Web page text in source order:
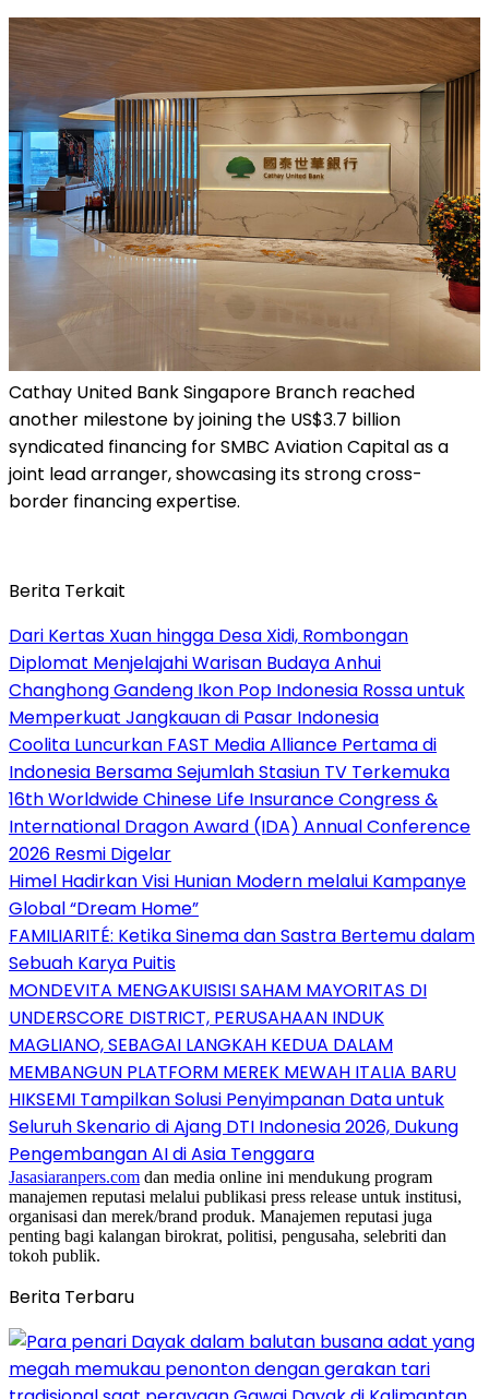
Cathay United Bank Singapore Branch reached
another milestone by joining the US$3.7 billion
syndicated financing for SMBC Aviation Capital as a
joint lead arranger, showcasing its strong cross-
border financing expertise.
Berita Terkait
Dari Kertas Xuan hingga Desa Xidi, Rombongan
Diplomat Menjelajahi Warisan Budaya Anhui
Changhong Gandeng Ikon Pop Indonesia Rossa untuk
Memperkuat Jangkauan di Pasar Indonesia
Coolita Luncurkan FAST Media Alliance Pertama di
Indonesia Bersama Sejumlah Stasiun TV Terkemuka
16th Worldwide Chinese Life Insurance Congress &
International Dragon Award (IDA) Annual Conference
2026 Resmi Digelar
Himel Hadirkan Visi Hunian Modern melalui Kampanye
Global “Dream Home”
FAMILIARITÉ: Ketika Sinema dan Sastra Bertemu dalam
Sebuah Karya Puitis
MONDEVITA MENGAKUISISI SAHAM MAYORITAS DI
UNDERSCORE DISTRICT, PERUSAHAAN INDUK
MAGLIANO, SEBAGAI LANGKAH KEDUA DALAM
MEMBANGUN PLATFORM MEREK MEWAH ITALIA BARU
HIKSEMI Tampilkan Solusi Penyimpanan Data untuk
Seluruh Skenario di Ajang DTI Indonesia 2026, Dukung
Pengembangan AI di Asia Tenggara
Jasasiaranpers.com dan media online ini mendukung program
manajemen reputasi melalui publikasi press release untuk institusi,
organisasi dan merek/brand produk. Manajemen reputasi juga
penting bagi kalangan birokrat, politisi, pengusaha, selebriti dan
tokoh publik.
Berita Terbaru